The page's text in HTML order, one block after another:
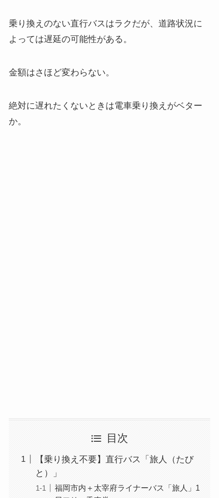
乗り換えのない直行バスはラクだが、道路状況に
よっては遅延の可能性がある。
金額はさほど変わらない。
絶対に遅れたくないときは電車乗り換えがベター
か。
目次
【乗り換え不要】直行バス「旅人（たび
と）」
福岡市内＋太宰府ライナーバス「旅人」1